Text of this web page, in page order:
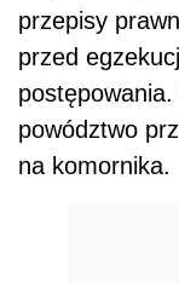
przepisy
przed
powództwo
na komornika.